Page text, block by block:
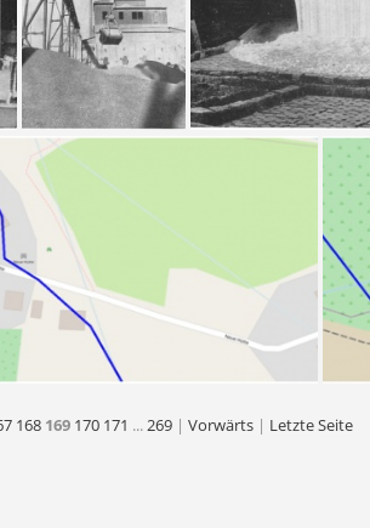
Schotteranlage
168 169 170 171 ...269 | Vorwärts | Letzte Seite